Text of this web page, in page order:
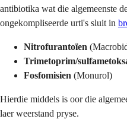
antibiotika wat die algemeenste
ongekompliseerde urti's sluit in
Nitrofurantoïen
Trimetoprim/
Fosfomisien (Monurol)
Hierdie middels is oor die
laer weerstand pryse.